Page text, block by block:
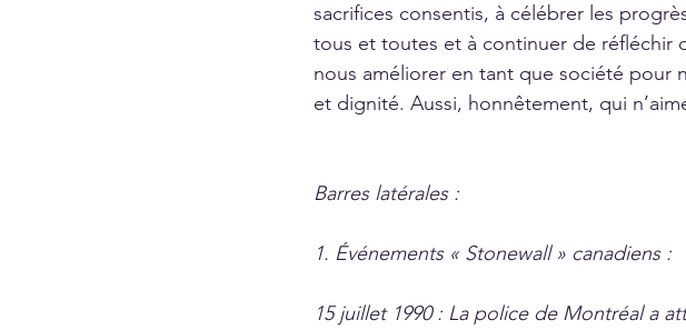
sacrifices consentis, à célébrer les
tous et toutes et à continuer de réfléchir
nous améliorer en tant que société pour
et dignité. Aussi, honnêtement, qui
Barres latérales :
1. Événements « Stonewall » canadiens :
15 juillet 1990 : La police de Montréal a